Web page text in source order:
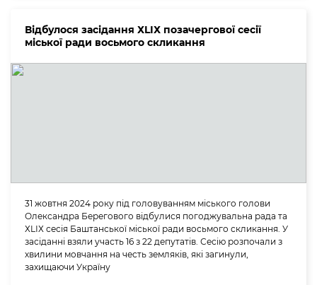
Відбулося засідання ХLІХ позачергової сесії
міської ради восьмого скликання
31 жовтня 2024 року під головуванням міського голови
Олександра Берегового відбулися погоджувальна рада та
ХLІХ сесія Баштанської міської ради восьмого скликання. У
засіданні взяли участь 16 з 22 депутатів. Сесію розпочали з
хвилини мовчання на честь земляків, які загинули,
захищаючи Україну